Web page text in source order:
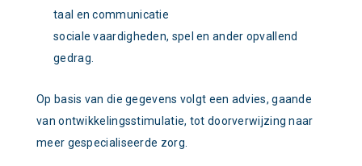
taal en communicatie
sociale vaardigheden, spel en ander opvallend
gedrag.
Op basis van die gegevens volgt een advies, gaande
van ontwikkelingsstimulatie, tot doorverwijzing naar
meer gespecialiseerde zorg.